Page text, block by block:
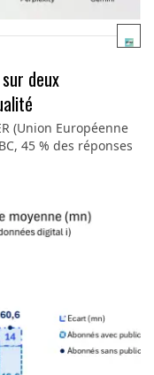
deux
(Union Européenne
45 % des réponses